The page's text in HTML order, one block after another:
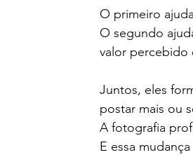
O primeiro
O segundo
valor percebido
Juntos, eles
postar mais ou
A fotografia
E essa